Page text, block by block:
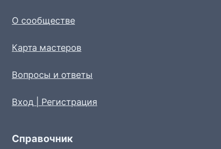
О сообществе
Карта мастеров
Вопросы и ответы
Вход | Регистрация
Справочник